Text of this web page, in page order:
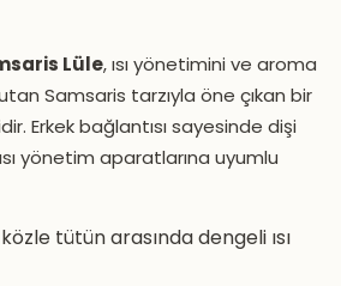
Lüle, ısı yönetimini ve aroma
Samsaris tarzıyla öne çıkan bir
Erkek bağlantısı sayesinde dişi
yönetim aparatlarına uyumlu
tütün arasında dengeli ısı